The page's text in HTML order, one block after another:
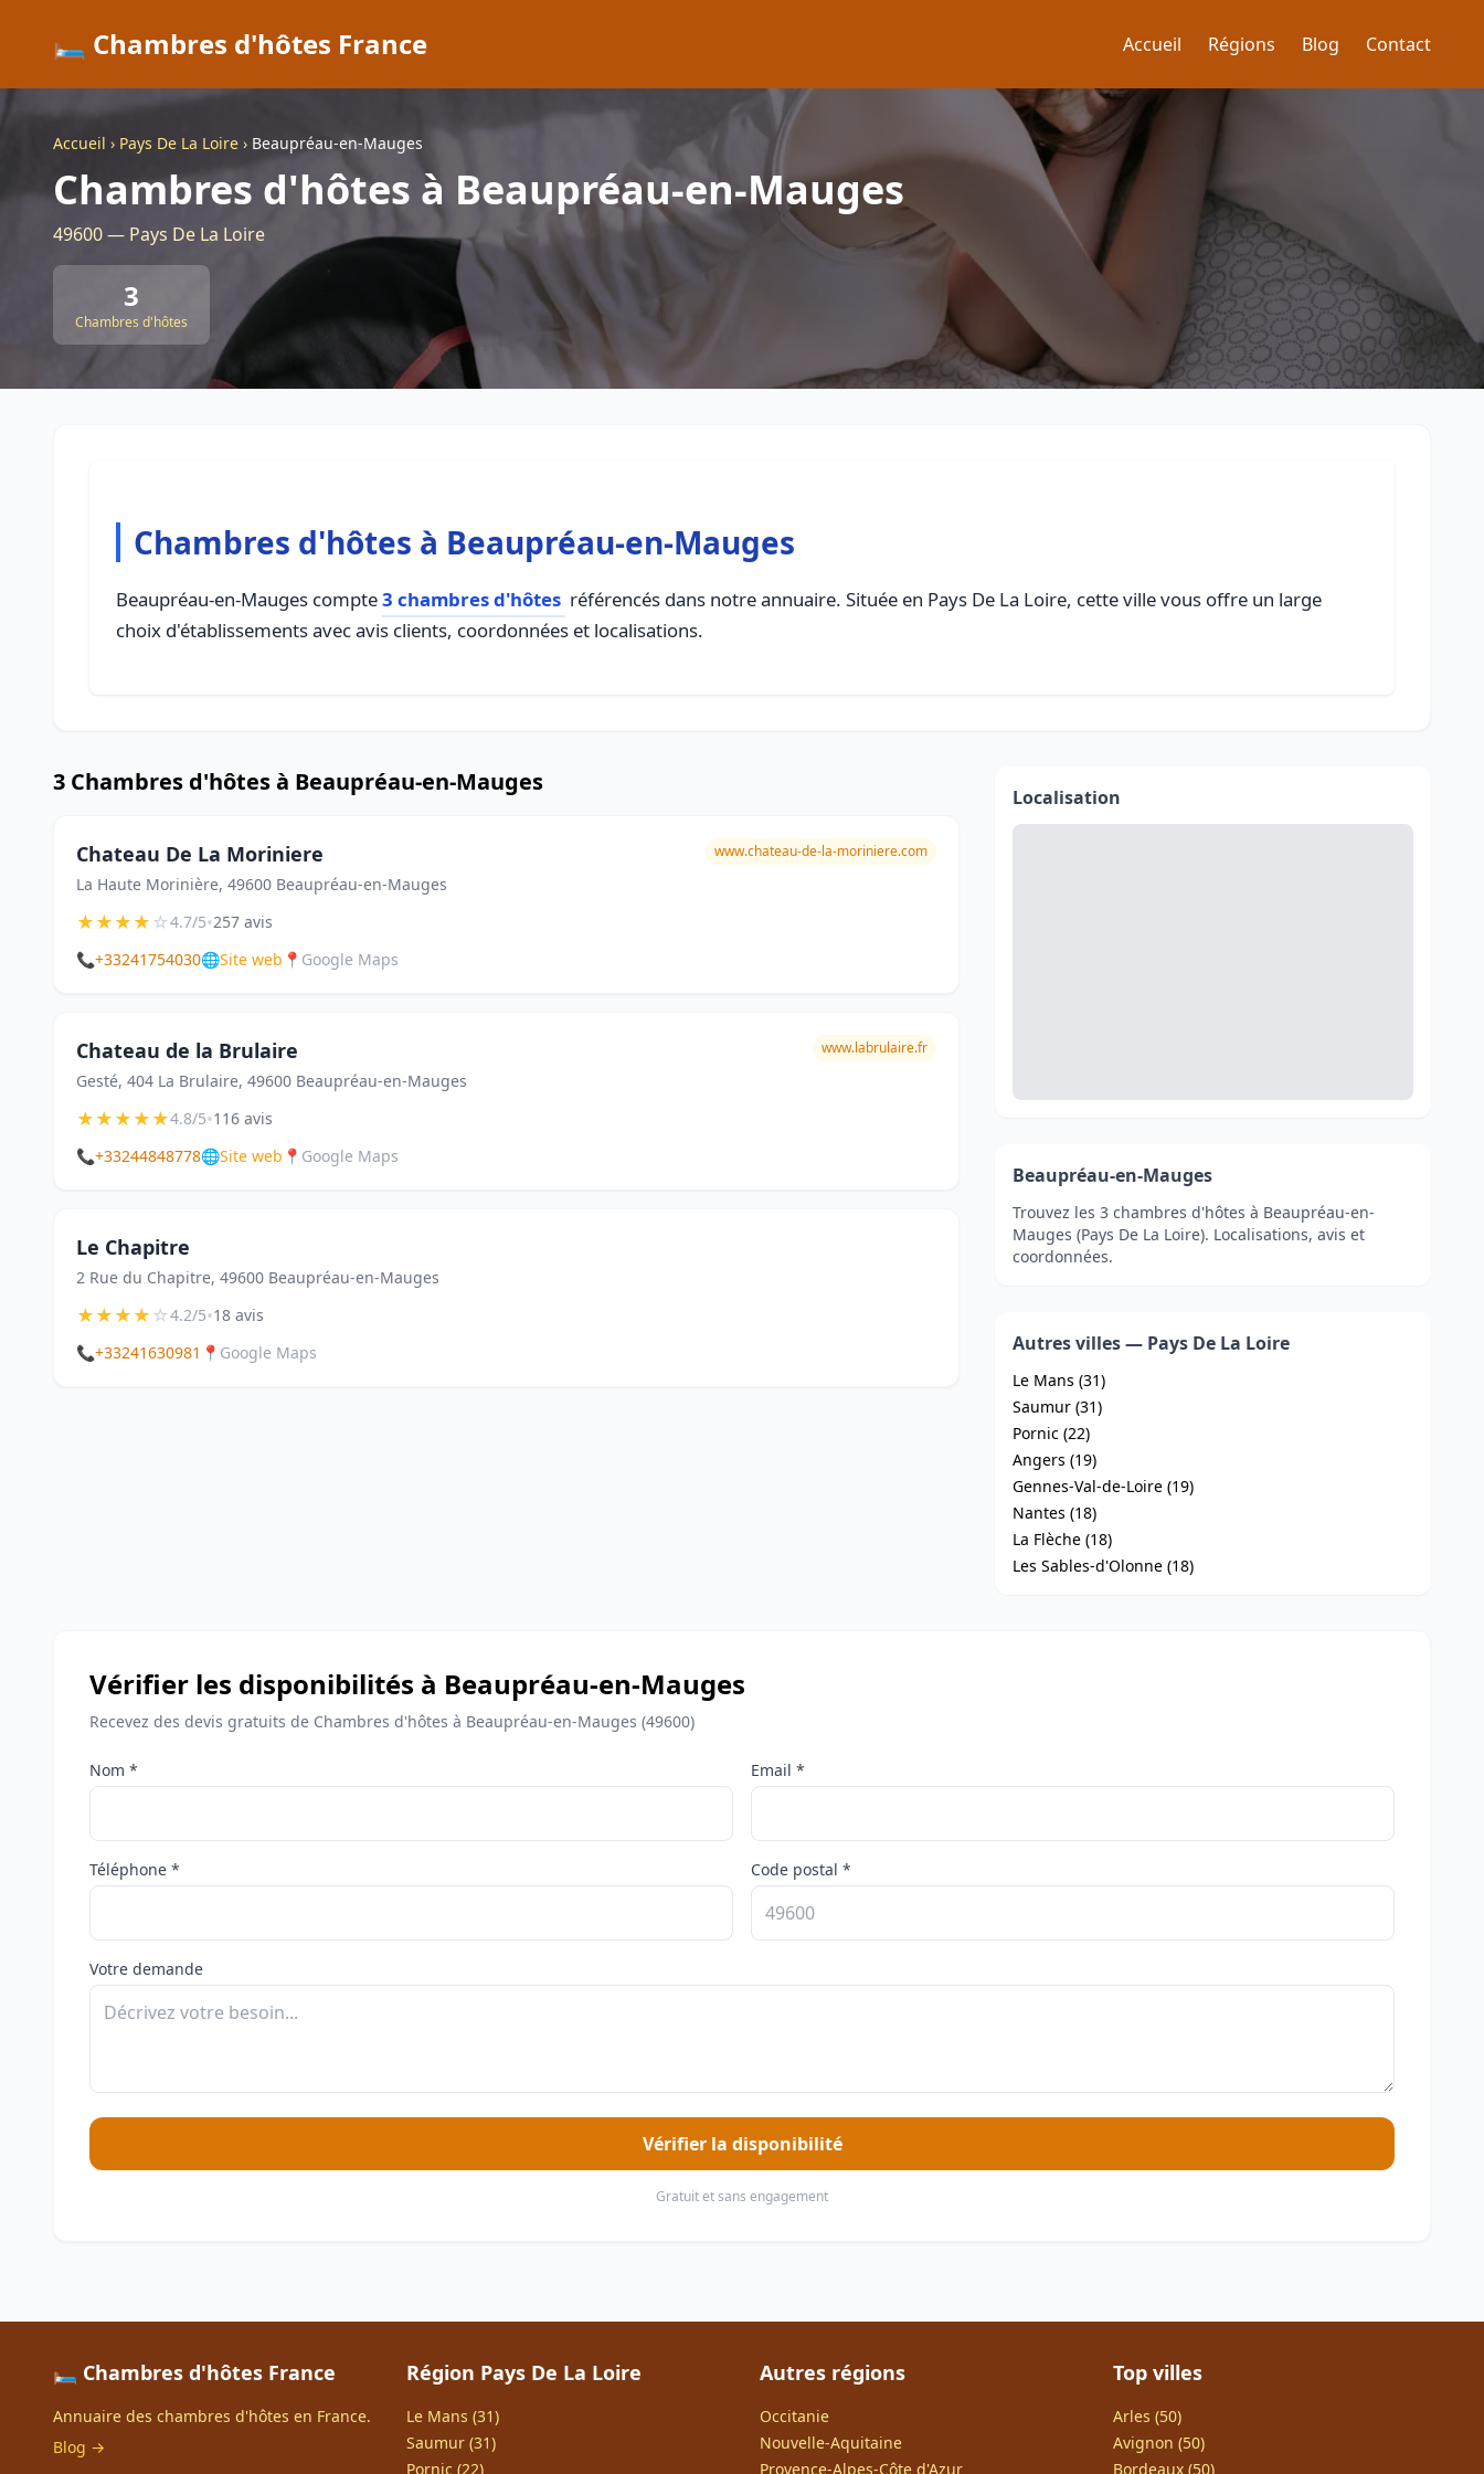
🛏️ Chambres d'hôtes France Accueil Régions Blog Contact
Accueil › Pays De La Loire › Beaupréau-en-Mauges
Chambres d'hôtes à Beaupréau-en-Mauges
49600 — Pays De La Loire
3
Chambres d'hôtes
Chambres d'hôtes à Beaupréau-en-Mauges
Beaupréau-en-Mauges compte3 chambres d'hôtes référencés dans notre annuaire. Située en Pays De La Loire, cette ville vous offre un large
choix d'établissements avec avis clients, coordonnées et localisations.
3 Chambres d'hôtes à Beaupréau-en-Mauges
Chateau De La Moriniere
La Haute Morinière, 49600 Beaupréau-en-Mauges
www.chateau-de-la-moriniere.com
★★★★☆4.7/5•257 avis
📞+33241754030🌐Site web 📍 Google Maps
Chateau de la Brulaire
Gesté, 404 La Brulaire, 49600 Beaupréau-en-Mauges
www.labrulaire.fr
★★★★★4.8/5•116 avis
📞+33244848778🌐Site web 📍 Google Maps
Le Chapitre
2 Rue du Chapitre, 49600 Beaupréau-en-Mauges
★★★★☆4.2/5•18 avis
📞+33241630981 📍 Google Maps
Localisation
Beaupréau-en-Mauges
Trouvez les 3 chambres d'hôtes à Beaupréau-en-
Mauges (Pays De La Loire). Localisations, avis et
coordonnées.
Autres villes — Pays De La Loire
Le Mans (31)
Saumur (31)
Pornic (22)
Angers (19)
Gennes-Val-de-Loire (19)
Nantes (18)
La Flèche (18)
Les Sables-d'Olonne (18)
Vérifier les disponibilités à Beaupréau-en-Mauges
Recevez des devis gratuits de Chambres d'hôtes à Beaupréau-en-Mauges (49600)
Nom * Email *
Téléphone * Code postal *
Votre demande
Vérifier la disponibilité
Gratuit et sans engagement
🛏️ Chambres d'hôtes France
Annuaire des chambres d'hôtes en France.
Blog →
Région Pays De La Loire
Le Mans (31)
Saumur (31)
Pornic (22)
Autres régions
Occitanie
Nouvelle-Aquitaine
Provence-Alpes-Côte d'Azur
Top villes
Arles (50)
Avignon (50)
Bordeaux (50)